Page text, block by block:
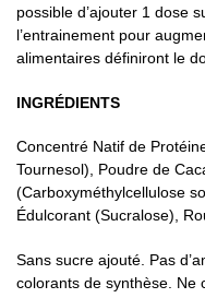
possible d’ajouter 1 dose
l’entrainement pour
alimentaires définiront le
INGRÉDIENTS
Concentré Natif de
Tournesol), Poudre de
(Carboxyméthylcellulose
Édulcorant (Sucralose),
Sans sucre ajouté. Pas
colorants de synthèse. Ne